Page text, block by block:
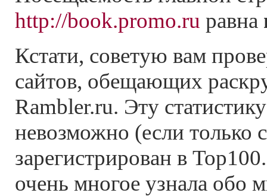
http://book.promo.ru равна
Кстати, советую вам
сайтов, обещающих
Rambler.ru. Эту
невозможно (если только
зарегистрирован в
очень многое узнала обо